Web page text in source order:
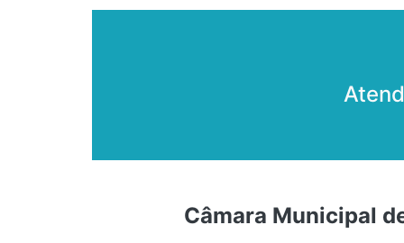
Câmara Municipal